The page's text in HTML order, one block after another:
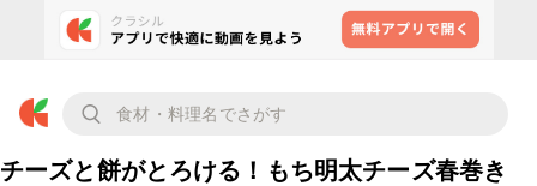
チーズと餅がとろける！もち明太チーズ春巻き